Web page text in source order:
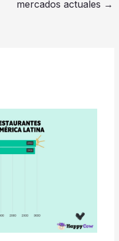
mercados actuales →